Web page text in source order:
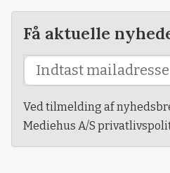
Få aktuelle
Ved tilmelding af
Mediehus A/S